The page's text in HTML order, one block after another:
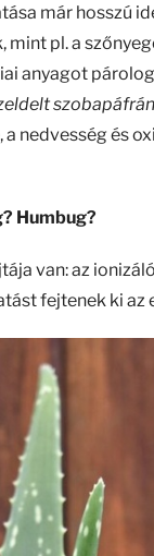
már hosszú
pl. a
anyagot
nedvesség és
Humbug?
van: az
fejtenek ki az